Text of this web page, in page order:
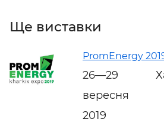
Ще виставки
PromEnergy
26—29
вересня
2019